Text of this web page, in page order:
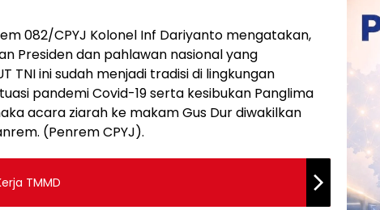
082/CPYJ Kolonel Inf Dariyanto mengatakan,
Presiden dan pahlawan nasional yang
TNI ini sudah menjadi tradisi di lingkungan
pandemi Covid-19 serta kesibukan Panglima
acara ziarah ke makam Gus Dur diwakilkan
(Penrem CPYJ).
TMMD